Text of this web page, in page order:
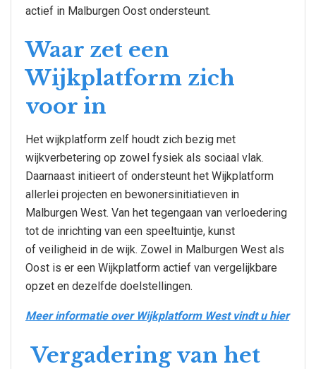
actief in Malburgen Oost ondersteunt.
Waar zet een
Wijkplatform zich
voor in
Het wijkplatform zelf houdt zich bezig met
wijkverbetering op zowel fysiek als sociaal vlak.
Daarnaast initieert of ondersteunt het Wijkplatform
allerlei projecten en bewonersinitiatieven in
Malburgen West. Van het tegengaan van verloedering
tot de inrichting van een speeltuintje, kunst
of veiligheid in de wijk. Zowel in Malburgen West als
Oost is er een Wijkplatform actief van vergelijkbare
opzet en dezelfde doelstellingen.
Meer informatie over Wijkplatform West vindt u hier
Vergadering van het